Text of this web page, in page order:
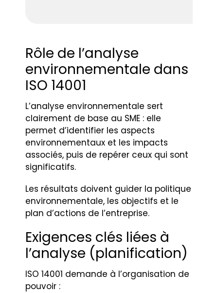
Rôle de l’analyse
environnementale dans
ISO 14001
L’analyse environnementale sert
clairement de base au SME : elle
permet d’identifier les aspects
environnementaux et les impacts
associés, puis de repérer ceux qui sont
significatifs.
Les résultats doivent guider la politique
environnementale, les objectifs et le
plan d’actions de l’entreprise.
Exigences clés liées à
l’analyse (planification)
ISO 14001 demande à l’organisation de
pouvoir :